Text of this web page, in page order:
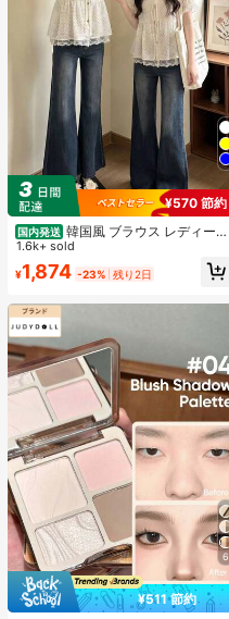
¥570 節約
国内発送 韓国風 ブラウス レディース
夏 ドット柄 フェイクレイヤード 半
袖 パフスリーブ レース切替 リボン
デザイン 細見え フェミニン デート
1.6k+ sold
¥1,874 -23% 残り2日
6
¥511 節約